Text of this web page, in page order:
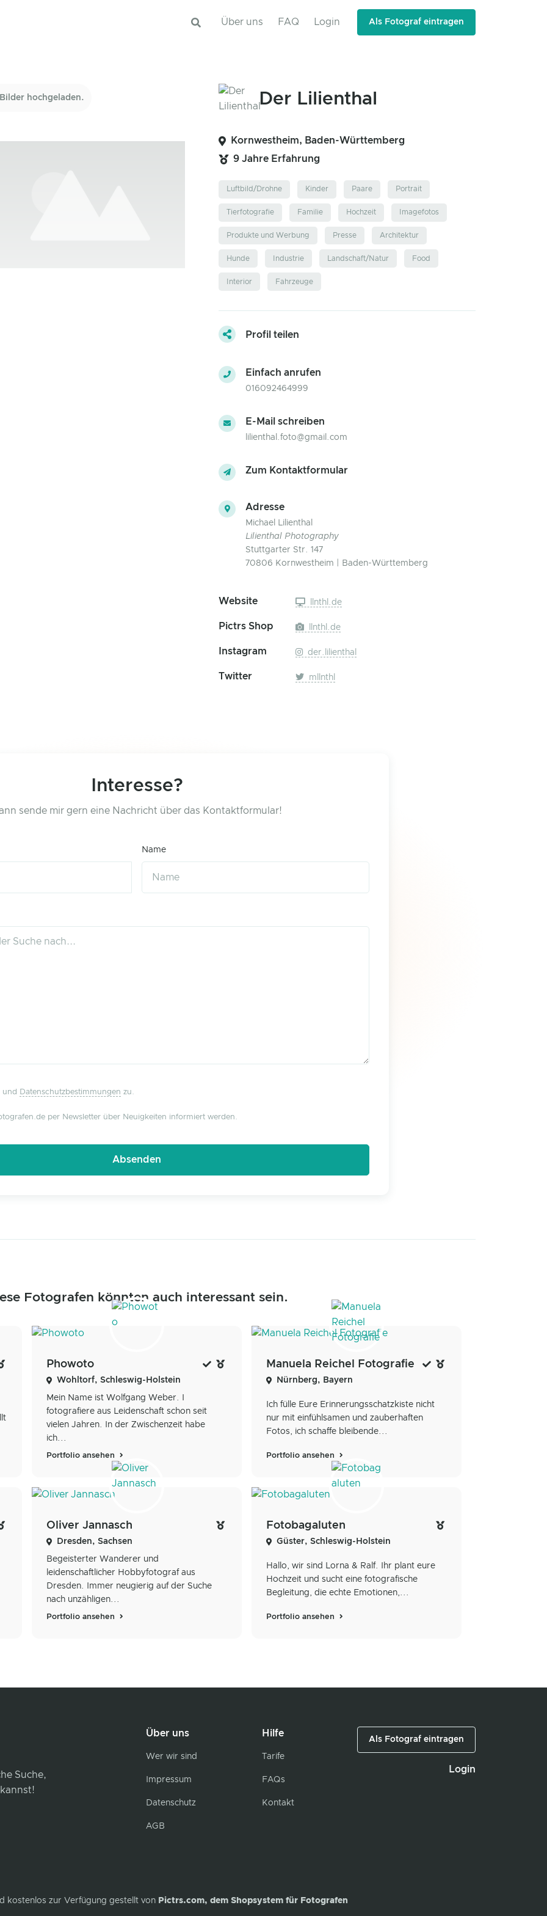
Über uns FAQ Login Als Fotograf eintragen
hochgeladen. Der Lilienthal
Kornwestheim, Baden-Württemberg
9 Jahre Erfahrung
Luftbild/Drohne Kinder Paare Portrait
Tierfotografie Familie Hochzeit Imagefotos
Produkte und Werbung Presse Architektur
Hunde Industrie Landschaft/Natur Food
Interior Fahrzeuge
Profil teilen
Einfach anrufen
016092464999
E-Mail schreiben
lilienthal.foto@gmail.com
Zum Kontaktformular
Adresse
Michael Lilienthal
Lilienthal Photography
Stuttgarter Str. 147
70806 Kornwestheim | Baden-Württemberg
Website llnthl.de
Pictrs Shop llnthl.de
Instagram der.lilienthal
Twitter mllnthl
Interesse?
sende mir gern eine Nachricht über das Kontaktformular!
Name
und Datenschutzbestimmungen zu.
per Newsletter über Neuigkeiten informiert werden.
Fotografen könnten auch interessant sein.
Phowoto
Wohltorf, Schleswig-Holstein
Mein Name ist Wolfgang Weber. I
fotografiere aus Leidenschaft schon seit
vielen Jahren. In der Zwischenzeit habe
ich...
Portfolio ansehen
Manuela Reichel Fotografie
Nürnberg, Bayern
Ich fülle Eure Erinnerungsschatzkiste nicht
nur mit einfühlsamen und zauberhaften
Fotos, ich schaffe bleibende...
Portfolio ansehen
Oliver Jannasch
Dresden, Sachsen
Begeisterter Wanderer und
leidenschaftlicher Hobbyfotograf aus
Dresden. Immer neugierig auf der Suche
nach unzähligen...
Portfolio ansehen
Fotobagaluten
Güster, Schleswig-Holstein
Hallo, wir sind Lorna & Ralf. Ihr plant eure
Hochzeit und sucht eine fotografische
Begleitung, die echte Emotionen,...
Portfolio ansehen
Suche,
Über uns
Wer wir sind
Impressum
Datenschutz
AGB
Hilfe
Tarife
FAQs
Kontakt
Als Fotograf eintragen
Login
kostenlos zur Verfügung gestellt von Pictrs.com, dem Shopsystem für Fotografen